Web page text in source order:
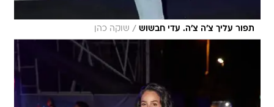
תפור עליך צ'ה צ'ה. עדי חבשוש / שוקה כהן